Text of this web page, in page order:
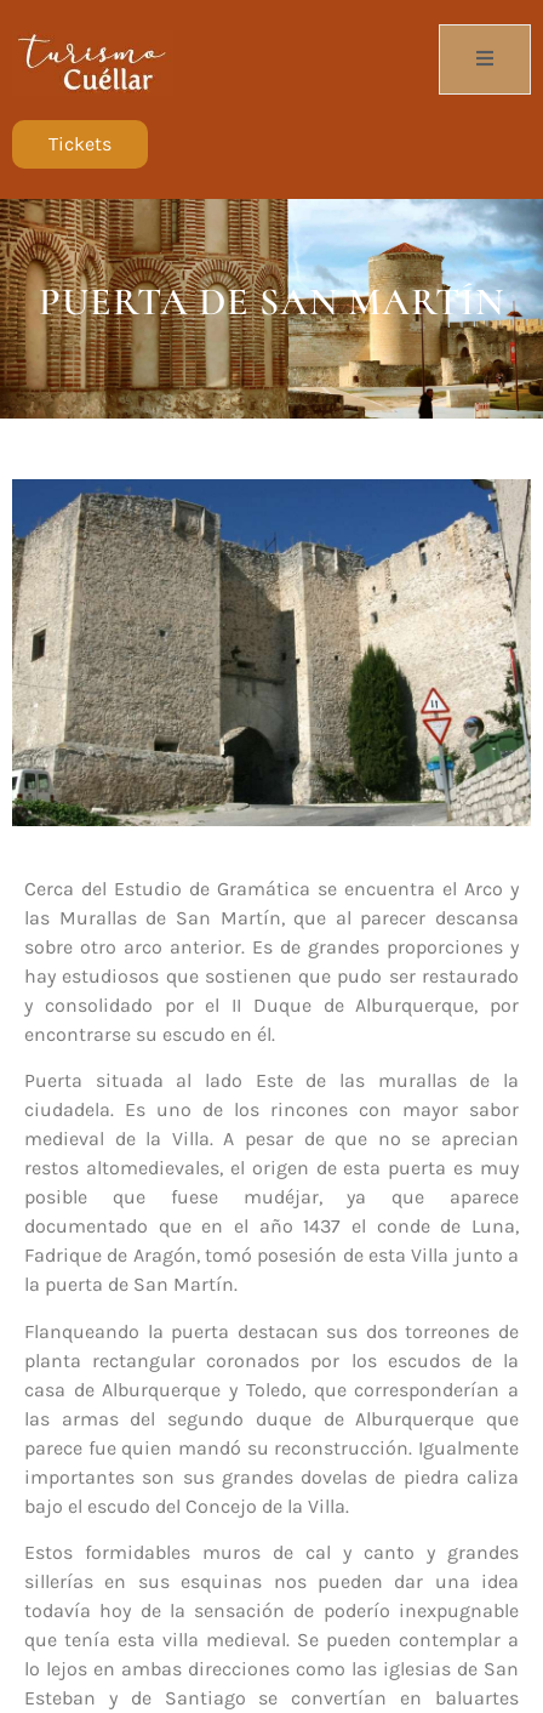
Tickets
PUERTA DE SAN MARTÍN
Cerca del Estudio de Gramática se encuentra el Arco y
las Murallas de San Martín, que al parecer descansa
sobre otro arco anterior. Es de grandes proporciones y
hay estudiosos que sostienen que pudo ser restaurado
y consolidado por el II Duque de Alburquerque, por
encontrarse su escudo en él.
Puerta situada al lado Este de las murallas de la
ciudadela. Es uno de los rincones con mayor sabor
medieval de la Villa. A pesar de que no se aprecian
restos altomedievales, el origen de esta puerta es muy
posible que fuese mudéjar, ya que aparece
documentado que en el año 1437 el conde de Luna,
Fadrique de Aragón, tomó posesión de esta Villa junto a
la puerta de San Martín.
Flanqueando la puerta destacan sus dos torreones de
planta rectangular coronados por los escudos de la
casa de Alburquerque y Toledo, que corresponderían a
las armas del segundo duque de Alburquerque que
parece fue quien mandó su reconstrucción. Igualmente
importantes son sus grandes dovelas de piedra caliza
bajo el escudo del Concejo de la Villa.
Estos formidables muros de cal y canto y grandes
sillerías en sus esquinas nos pueden dar una idea
todavía hoy de la sensación de poderío inexpugnable
que tenía esta villa medieval. Se pueden contemplar a
lo lejos en ambas direcciones como las iglesias de San
Esteban y de Santiago se convertían en baluartes